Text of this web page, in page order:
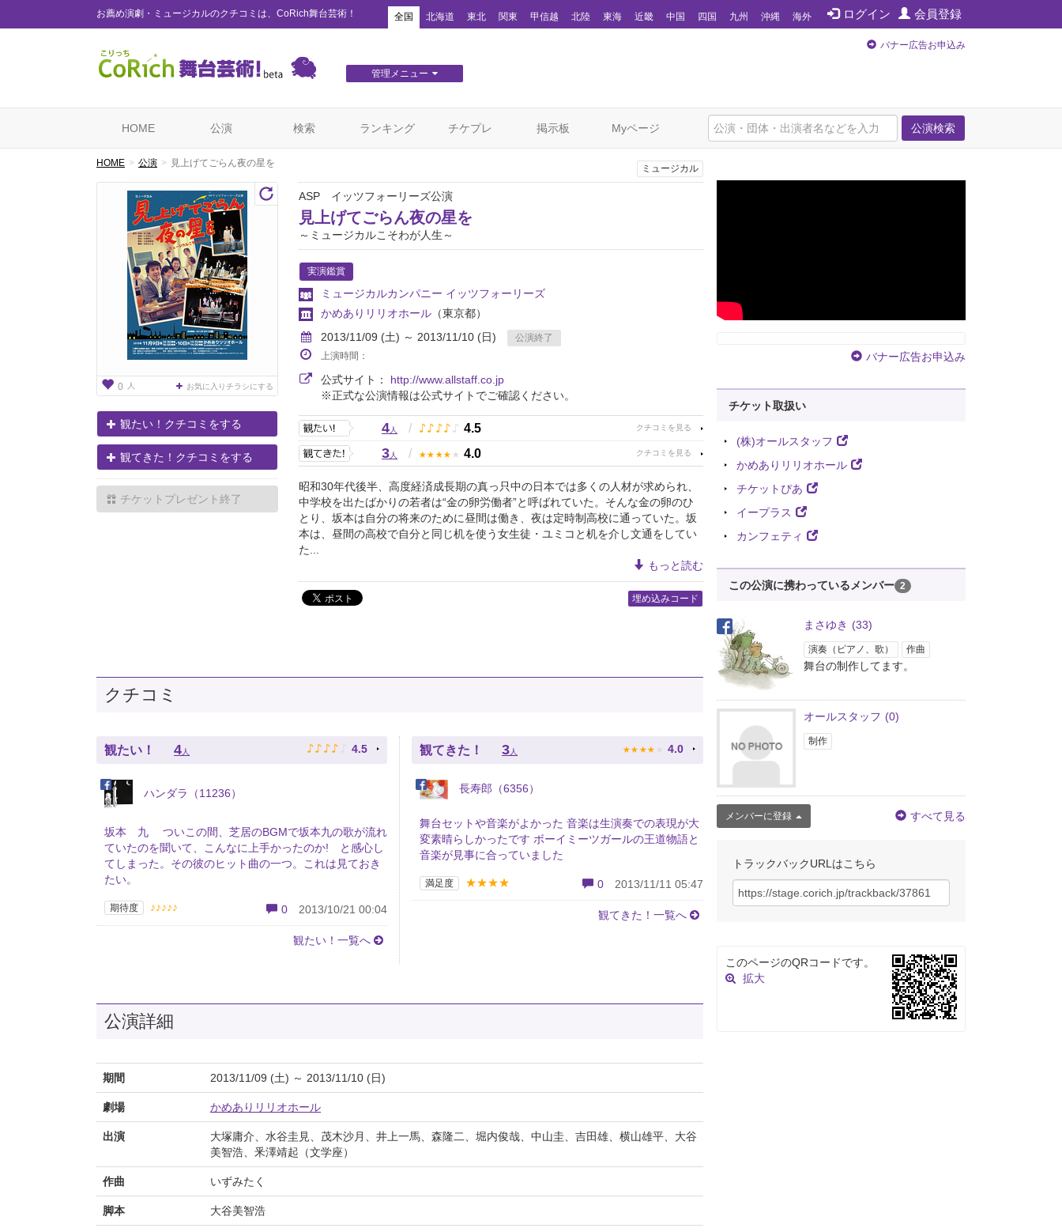
お薦め演劇・ミュージカルのクチコミは、CoRich舞台芸術！ ログイン 会員登録
全国 北海道 東北 関東 甲信越 北陸 東海 近畿 中国 四国 九州 沖縄 海外
管理メニュー
バナー広告お申込み
公演検索
HOME 公演 検索 ランキング チケプレ 掲示板 Myページ
HOME 公演 見上げてごらん夜の星を
0 人 お気に入りチラシにする
観たい！クチコミをする
観てきた！クチコミをする
チケットプレゼント終了
ミュージカル
ASP イッツフォーリーズ公演
見上げてごらん夜の星を
～ミュージカルこそわが人生～
実演鑑賞
ミュージカルカンパニー イッツフォーリーズ
かめありリリオホール （東京都）
2013/11/09 (土) ～ 2013/11/10 (日)
公演終了
上演時間：
公式サイト： http://www.allstaff.co.jp
※正式な公演情報は公式サイトでご確認ください。
4人 / ♪ ♪ ♪ ♪ ♪ 4.5
3人 / ★ ★ ★ ★ ★ 4.0
昭和30年代後半、高度経済成長期の真っ只中の日本では多くの人材が求められ、
中学校を出たばかりの若者は“金の卵労働者”と呼ばれていた。そんな金の卵のひ
とり、坂本は自分の将来のために昼間は働き、夜は定時制高校に通っていた。坂
本は、昼間の高校で自分と同じ机を使う女生徒・ユミコと机を介し文通をしてい
た...
もっと読む
埋め込みコード
クチコミ
観たい！ 4 人 ♪ ♪ ♪ ♪ ♪ 4.5
ハンダラ（11236）
坂本 九 ついこの間、芝居のBGMで坂本九の歌が流れ
ていたのを聞いて、こんなに上手かったのか! と感心し
てしまった。その彼のヒット曲の一つ。これは見ておき
たい。
期待度 ♪♪♪♪♪ 0 2013/10/21 00:04
観たい！一覧へ
観てきた！ 3 人 ★ ★ ★ ★ ★ 4.0
長寿郎（6356）
舞台セットや音楽がよかった 音楽は生演奏での表現が大
変素晴らしかったです ボーイミーツガールの王道物語と
音楽が見事に合っていました
満足度 ★★★★ 0 2013/11/11 05:47
観てきた！一覧へ
公演詳細
期間 2013/11/09 (土) ～ 2013/11/10 (日)
劇場 かめありリリオホール
出演
大塚庸介、水谷圭見、茂木沙月、井上一馬、森隆二、堀内俊哉、中山圭、吉田雄、横山雄平、大谷
美智浩、釆澤靖起（文学座）
作曲 いずみたく
脚本 大谷美智浩
バナー広告お申込み
チケット取扱い
(株)オールスタッフ
かめありリリオホール
チケットぴあ
イープラス
カンフェティ
この公演に携わっているメンバー 2
まさゆき (33)
演奏（ピアノ、歌） 作曲
舞台の制作してます。
オールスタッフ (0)
制作
メンバーに登録 すべて見る
トラックバックURLはこちら
このページのQRコードです。
拡大